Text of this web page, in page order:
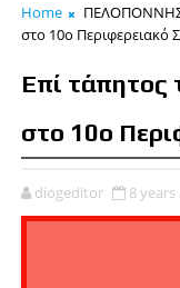
Home
στο 10ο Περιφερειακό
Επί τάπητος
στο 10ο
diogeditor 8 years